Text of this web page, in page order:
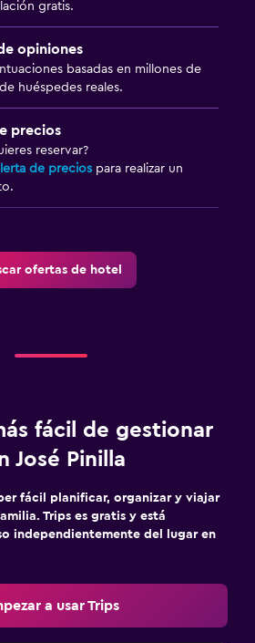
gratis.
opiniones
basadas en millones de
huéspedes reales.
precios
reservar?
de precios para realizar un
ofertas de hotel
fácil de gestionar
José Pinilla
fácil planificar, organizar y viajar
Trips es gratis y está
independientemente del lugar en
a usar Trips